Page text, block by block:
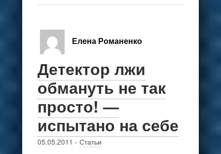
Елена Романенко
Детектор лжи
обмануть не так
просто! —
испытано на себе
05.05.2011 - Статьи